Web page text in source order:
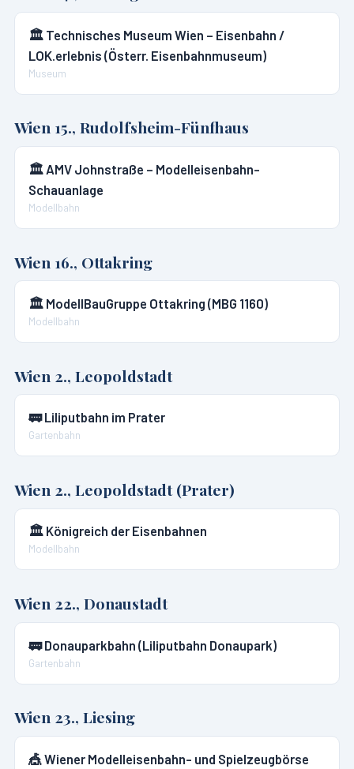
🏛️ Technisches Museum Wien – Eisenbahn /
LOK.erlebnis (Österr. Eisenbahnmuseum)
Museum
Wien 15., Rudolfsheim-Fünfhaus
🏛️ AMV Johnstraße – Modelleisenbahn-
Schauanlage
Modellbahn
Wien 16., Ottakring
🏛️ ModellBauGruppe Ottakring (MBG 1160)
Modellbahn
Wien 2., Leopoldstadt
🚃Liliputbahn im Prater
Gartenbahn
Wien 2., Leopoldstadt (Prater)
🏛️ Königreich der Eisenbahnen
Modellbahn
Wien 22., Donaustadt
🚃Donauparkbahn (Liliputbahn Donaupark)
Gartenbahn
Wien 23., Liesing
🎪 Wiener Modelleisenbahn- und Spielzeugbörse